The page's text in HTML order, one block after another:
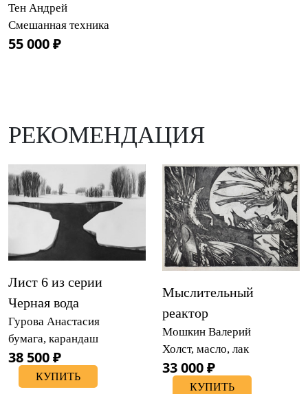
Тен Андрей
Смешанная техника
55 000 ₽
РЕКОМЕНДАЦИЯ
Лист 6 из серии
Черная вода
Гурова Анастасия
бумага, карандаш
38 500 ₽
КУПИТЬ
Мыслительный
реактор
Мошкин Валерий
Холст, масло, лак
33 000 ₽
КУПИТЬ